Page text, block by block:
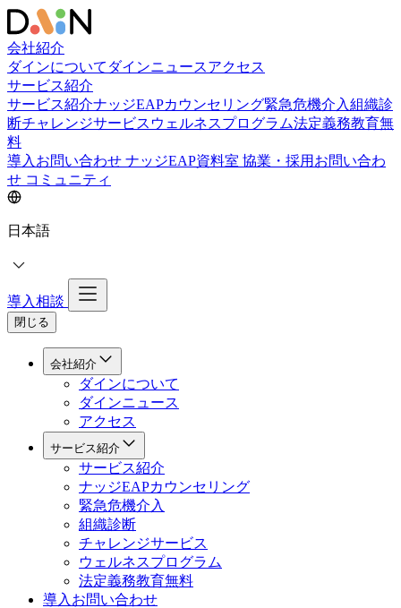
会社紹介
ダインについて ダインニュースアクセス
サービス紹介
サービス紹介ナッジEAPカウンセリング緊急危機介入組織診
断チャレンジサービス ウェルネスプログラム法定義務教育無
料
導入お問い合わせ ナッジEAP資料室 協業・採用お問い合わ
せ コミュニティ
日本語
導入相談
閉じる
会社紹介
ダインについて
ダインニュース
アクセス
サービス紹介
サービス紹介
ナッジEAPカウンセリング
緊急危機介入
組織診断
チャレンジサービス
ウェルネスプログラム
法定義務教育無料
導入お問い合わせ